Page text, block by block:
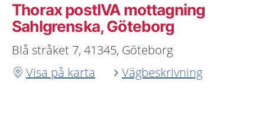
Thorax postIVA mottagning
Sahlgrenska, Göteborg
Blå stråket 7, 41345, Göteborg
Visa på karta
Vägbeskrivning